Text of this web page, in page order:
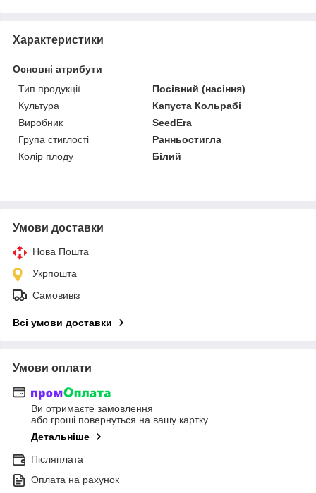
Характеристики
Основні атрибути
Тип продукції
Посівний (насіння)
Культура
Капуста Кольрабі
Виробник
SeedEra
Група стиглості
Ранньостигла
Колір плоду
Білий
Умови доставки
Нова Пошта
Укрпошта
Самовивіз
Всі умови доставки
Умови оплати
Ви отримаєте замовлення
або гроші повернуться на вашу картку
Детальніше
Післяплата
Оплата на рахунок